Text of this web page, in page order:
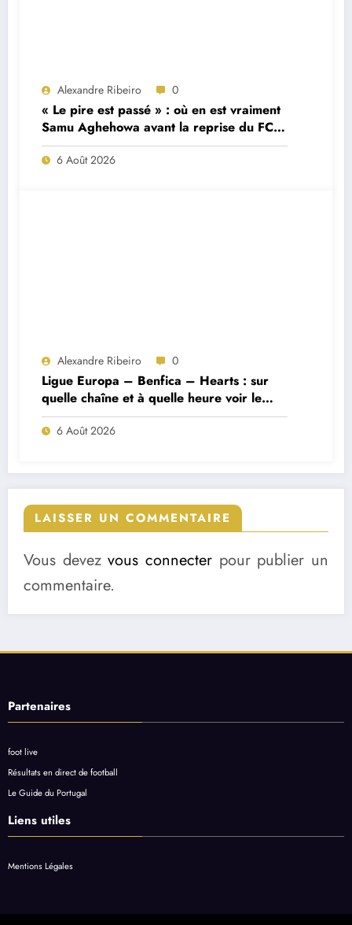
Alexandre Ribeiro 0
« Le pire est passé » : où en est vraiment
Samu Aghehowa avant la reprise du FC
Porto ?
6 Août 2026
Alexandre Ribeiro 0
Ligue Europa – Benfica – Hearts : sur
quelle chaîne et à quelle heure voir le
match ?
6 Août 2026
LAISSER UN COMMENTAIRE
Vous devezvous connecter pour publier un
commentaire.
Partenaires
foot live
Résultats en direct de football
Le Guide du Portugal
Liens utiles
Mentions Légales